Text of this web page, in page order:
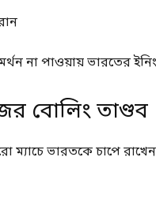
না পাওয়ায় ভারতের
বোলিং তাণ্ডব
ম্যাচে ভারতকে চাপে